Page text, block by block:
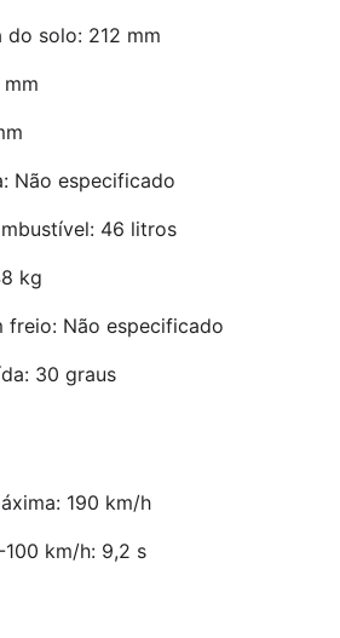
do solo: 212 mm
mm
Não especificado
46 litros
kg
freio: Não especificado
30 graus
190 km/h
km/h: 9,2 s